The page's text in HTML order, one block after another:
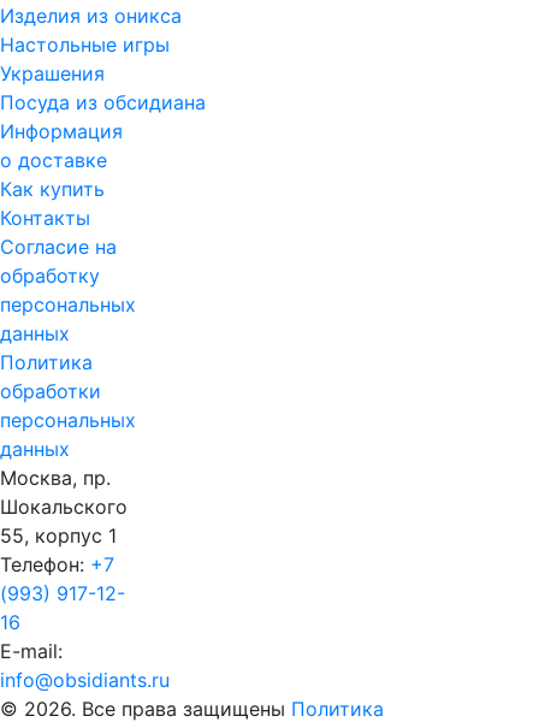
Изделия из оникса
Настольные игры
Украшения
Посуда из обсидиана
Информация
о доставке
Как купить
Контакты
Согласие на
обработку
персональных
данных
Политика
обработки
персональных
данных
Москва, пр.
Шокальского
55, корпус 1
Телефон: +7
(993) 917-12-
16
E-mail:
info@obsidiants.ru
© 2026. Все права защищены Политика